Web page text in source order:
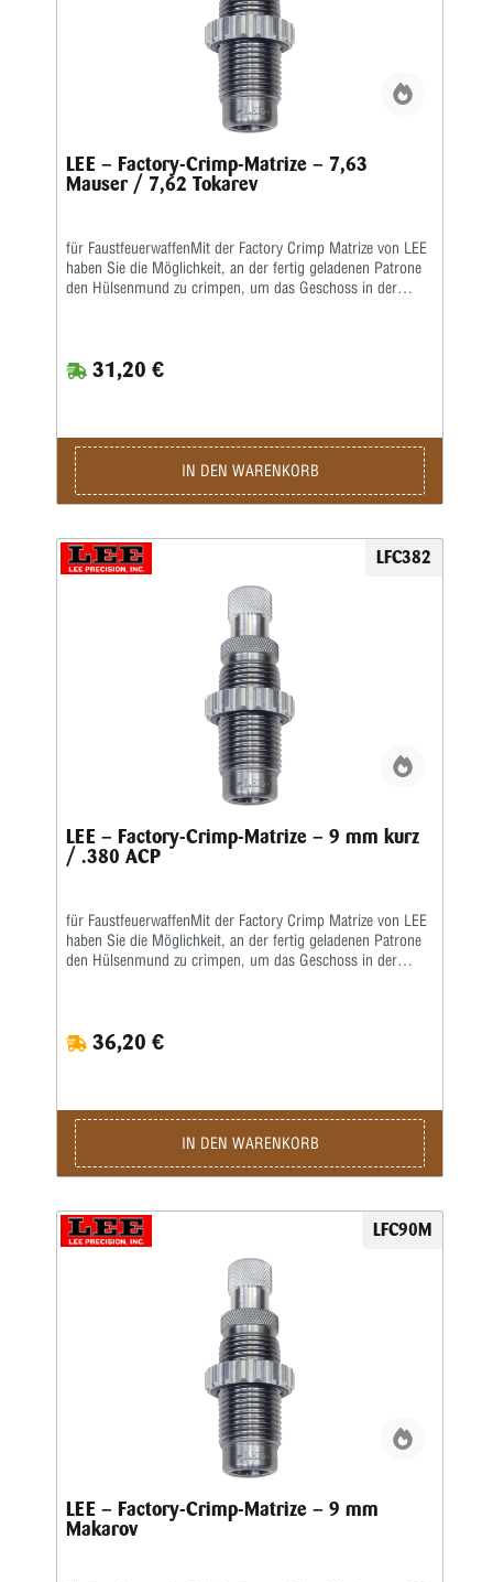
LEE – Factory-Crimp-Matrize – 7,63
Mauser / 7,62 Tokarev
für FaustfeuerwaffenMit der Factory Crimp Matrize von LEE
haben Sie die Möglichkeit, an der fertig geladenen Patrone
den Hülsenmund zu crimpen, um das Geschoss in der
Geschoss, bzw. in die Crimprille gepresst.Der Pressdruck
kann durch Verstellen des Matrizenkörpers fein justiert
sichern.Der Crimp entspricht dem einer Fabrikpatrone.Bei
zylindrischen Faustfeuerwaffenhülsen wird der Hülsenmund
entweder über einen Tapercrimp für Pistolenpatronen oder
einen Rollcrimp bei Revolverpatronen gecrimpt.Ein
zusätzlicher Hartmetall-Kalibrierring glättet anschließend
aufgeworfenes Material.Der Geschosssitz ist deutlich fester,
als bei anderen Crimpmatrizen.Selbst bei stärksten
Magnum-Revolverladungen werden die Geschosse sicher in
31,20 €
IN DEN WARENKORB
LFC382
LEE – Factory-Crimp-Matrize – 9 mm kurz
/ .380 ACP
für FaustfeuerwaffenMit der Factory Crimp Matrize von LEE
haben Sie die Möglichkeit, an der fertig geladenen Patrone
den Hülsenmund zu crimpen, um das Geschoss in der
Geschoss, bzw. in die Crimprille gepresst.Der Pressdruck
kann durch Verstellen des Matrizenkörpers fein justiert
sichern.Der Crimp entspricht dem einer Fabrikpatrone.Bei
zylindrischen Faustfeuerwaffenhülsen wird der Hülsenmund
entweder über einen Tapercrimp für Pistolenpatronen oder
einen Rollcrimp bei Revolverpatronen gecrimpt.Ein
zusätzlicher Hartmetall-Kalibrierring glättet anschließend
aufgeworfenes Material.Der Geschosssitz ist deutlich fester,
als bei anderen Crimpmatrizen.Selbst bei stärksten
Magnum-Revolverladungen werden die Geschosse sicher in
36,20 €
IN DEN WARENKORB
LFC90M
LEE – Factory-Crimp-Matrize – 9 mm
Makarov